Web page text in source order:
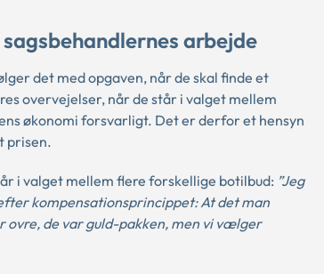
arbejde
det med opgaven, når de skal finde et
overvejelser, når de står i valget mellem
økonomi forsvarligt. Det er derfor et hensyn
prisen.
i valget mellem flere forskellige botilbud: ”Jeg
kompensationsprincippet: At det man
ovre, de var guld-pakken, men vi vælger